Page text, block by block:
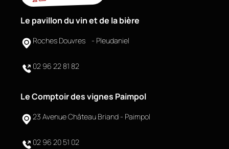
Le pavillon du vin et de la bière
Roches Douvres - Pleudaniel
02 96 22 81 82
Le Comptoir des vignes Paimpol
23 Avenue Château Briand - Paimpol
02 96 20 51 02